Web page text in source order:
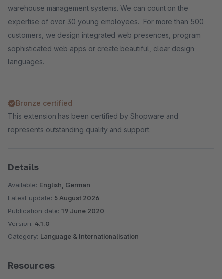
warehouse management systems. We can count on the
expertise of over 30 young employees. For more than 500
customers, we design integrated web presences, program
sophisticated web apps or create beautiful, clear design
languages.
Bronze certified
This extension has been certified by Shopware and
represents outstanding quality and support.
Details
Available: English, German
Latest update: 5 August 2026
Publication date: 19 June 2020
Version: 4.1.0
Category: Language & Internationalisation
Resources